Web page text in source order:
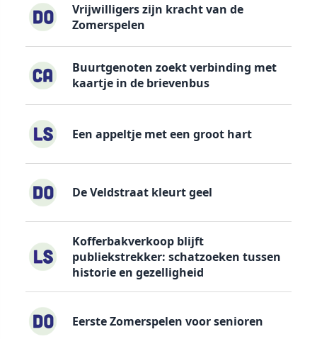
Vrijwilligers zijn kracht van de
Zomerspelen
Buurtgenoten zoekt verbinding met
kaartje in de brievenbus
Een appeltje met een groot hart
De Veldstraat kleurt geel
Kofferbakverkoop blijft
publiekstrekker: schatzoeken tussen
historie en gezelligheid
Eerste Zomerspelen voor senioren